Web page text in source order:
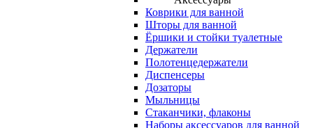
Коврики для ванной
Шторы для ванной
Ёршики и стойки туалетные
Держатели
Полотенцедержатели
Диспенсеры
Дозаторы
Мыльницы
Стаканчики, флаконы
Наборы аксессуаров для ванной